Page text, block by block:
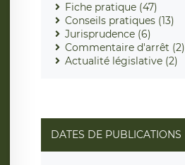
Fiche pratique (47)
Conseils pratiques (13)
Jurisprudence (6)
Commentaire d'arrêt (2)
Actualité législative (2)
DATES DE PUBLICATIONS